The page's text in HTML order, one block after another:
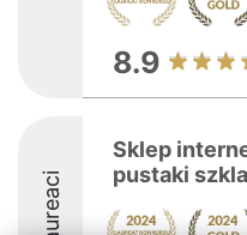
8.9
Laureaci
Sklep
pustaki